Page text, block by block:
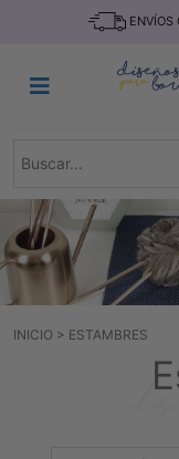
ENVÍOS
TEJIDO
REVISTAS
TELAS
TEMÁTICO
MARCAS
INICIO > ESTAMBRES